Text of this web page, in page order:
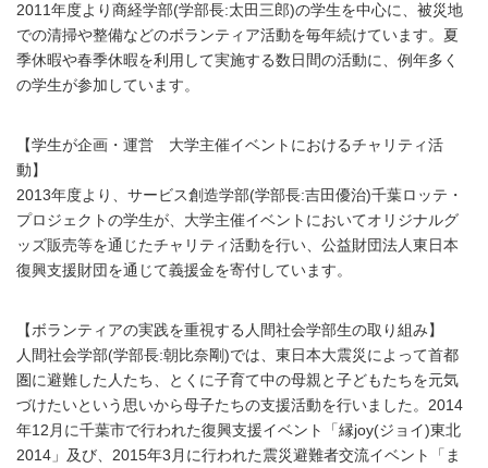
2011年度より商経学部(学部長:太田三郎)の学生を中心に、被災地
での清掃や整備などのボランティア活動を毎年続けています。夏
季休暇や春季休暇を利用して実施する数日間の活動に、例年多く
の学生が参加しています。
【学生が企画・運営 大学主催イベントにおけるチャリティ活
動】
2013年度より、サービス創造学部(学部長:吉田優治)千葉ロッテ・
プロジェクトの学生が、大学主催イベントにおいてオリジナルグ
ッズ販売等を通じたチャリティ活動を行い、公益財団法人東日本
復興支援財団を通じて義援金を寄付しています。
【ボランティアの実践を重視する人間社会学部生の取り組み】
人間社会学部(学部長:朝比奈剛)では、東日本大震災によって首都
圏に避難した人たち、とくに子育て中の母親と子どもたちを元気
づけたいという思いから母子たちの支援活動を行いました。2014
年12月に千葉市で行われた復興支援イベント「縁joy(ジョイ)東北
2014」及び、2015年3月に行われた震災避難者交流イベント「ま